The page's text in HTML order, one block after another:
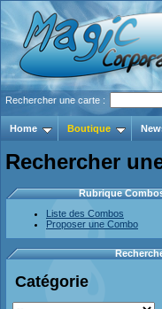
Rechercher une carte :
Home Boutique
Rechercher
Rubrique
Liste des Combos
Proposer une Combo
Catégorie